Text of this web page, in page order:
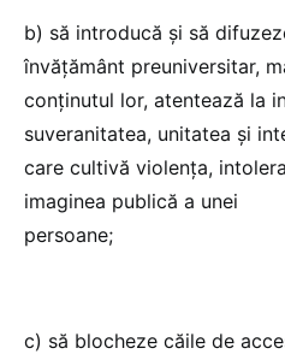
b) să introducă și să
învățământ preuniversitar,
conținutul lor, atentează la
suveranitatea, unitatea și
care cultivă violența,
imaginea publică a unei
persoane;
c) să blocheze căile de